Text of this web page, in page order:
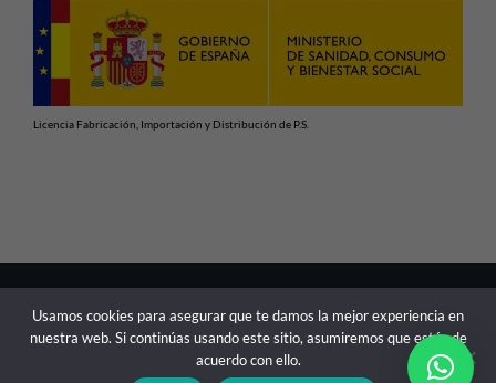
Licencia Fabricación, Importación y Distribución de P.S.
Sanitarios, advertimos de que la información contenida en
esta web está dirigida exclusivamente a profesionales
Usamos cookies para asegurar que te damos la mejor experiencia en
nuestra web. Si continúas usando este sitio, asumiremos que estás de
acuerdo con ello.